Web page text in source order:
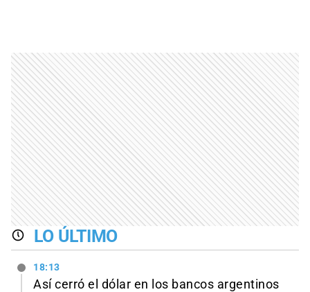
LO ÚLTIMO
18:13
Así cerró el dólar en los bancos argentinos